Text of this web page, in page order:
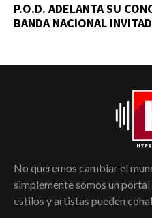
P.O.D. ADELANTA SU
BANDA NACIONAL
No queremos cambiar el
simplemente somos un
estilos y artistas pueden